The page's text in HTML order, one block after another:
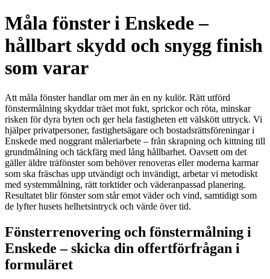
Måla fönster i Enskede –
hållbart skydd och snygg finish
som varar
Att måla fönster handlar om mer än en ny kulör. Rätt utförd
fönstermålning skyddar träet mot fukt, sprickor och röta, minskar
risken för dyra byten och ger hela fastigheten ett välskött uttryck. Vi
hjälper privatpersoner, fastighetsägare och bostadsrättsföreningar i
Enskede med noggrant måleriarbete – från skrapning och kittning till
grundmålning och täckfärg med lång hållbarhet. Oavsett om det
gäller äldre träfönster som behöver renoveras eller moderna karmar
som ska fräschas upp utvändigt och invändigt, arbetar vi metodiskt
med systemmålning, rätt torktider och väderanpassad planering.
Resultatet blir fönster som står emot väder och vind, samtidigt som
de lyfter husets helhetsintryck och värde över tid.
Fönsterrenovering och fönstermålning i
Enskede – skicka din offertförfrågan i
formuläret